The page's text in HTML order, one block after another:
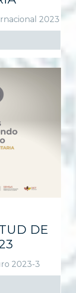
2023
DE
2023-3